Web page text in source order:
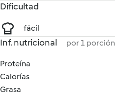
Dificultad
fácil
Inf. nutricional por 1 porción
Proteína
Calorías
Grasa